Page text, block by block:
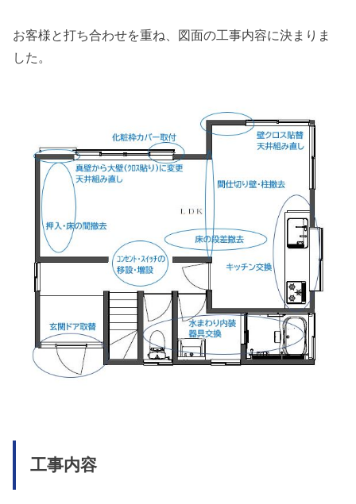
お客様と打ち合わせを重ね、図面の工事内容に決まりま
した。
工事内容